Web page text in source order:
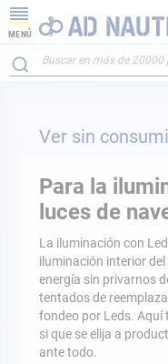
MENÚ
Ver sin
Para la
luces de
La iluminación con
iluminación interior
energía sin privarnos
tentados de
fondeo por Leds. Aquí
si que se elija a
ante todo.